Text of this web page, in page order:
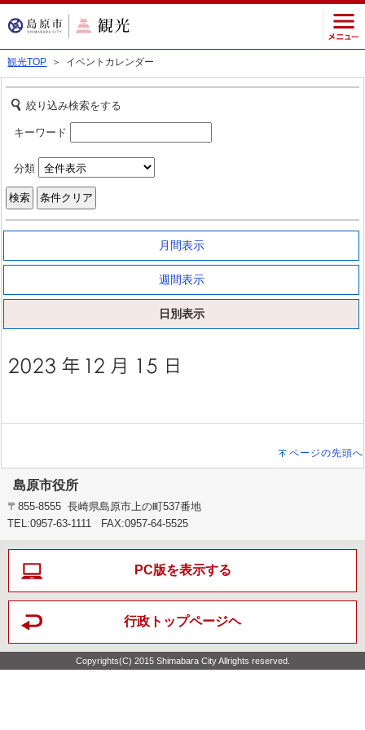
観光TOP ＞ イベントカレンダー
絞り込み検索をする
キーワード
分類
月間表示
週間表示
日別表示
ページの先頭へ
島原市役所
〒855-8555 長崎県島原市上の町537番地
TEL:0957-63-1111 FAX:0957-64-5525
PC版を表示する
行政トップページヘ
Copyrights(C) 2015 Shimabara City Allrights reserved.